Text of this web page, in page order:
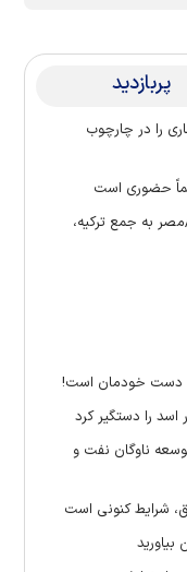
پربازدید
۵۳ کشتی تجاری را در چارچوب
حضوری است
به جمع ترکیه،
دست خودمان است!
را دستگیر کرد
برای توسعه ناوگان نفت و
شرایط کنونی است